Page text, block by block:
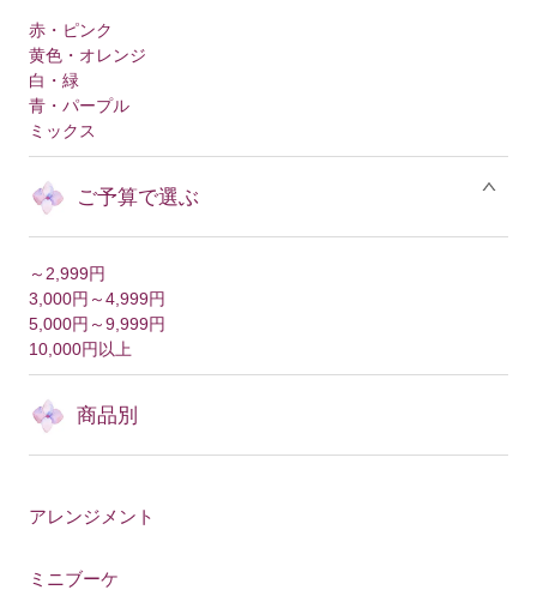
赤・ピンク
黄色・オレンジ
白・緑
青・パープル
ミックス
ご予算で選ぶ
～2,999円
3,000円～4,999円
5,000円～9,999円
10,000円以上
商品別
アレンジメント
ミニブーケ